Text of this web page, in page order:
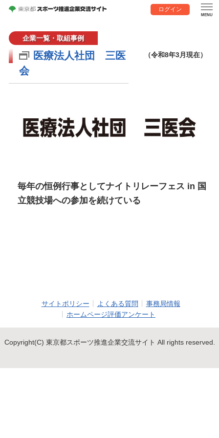
ログイン
企業一覧・取組事例
医療法人社団 三医
会
（令和8年3月現在）
毎年の恒例行事としてナイトリレーフェス in 国
立競技場への参加を続けている
サイトポリシー よくある質問
事務局情報
ホームページ評価アンケート
Copyright(C) 東京都スポーツ推進企業交流サイト All rights reserved.